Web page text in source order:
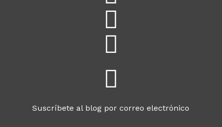
Suscríbete al blog por correo electrónico